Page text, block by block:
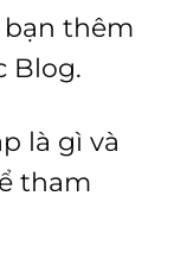
bạn thêm
Blog.
là gì và
tham